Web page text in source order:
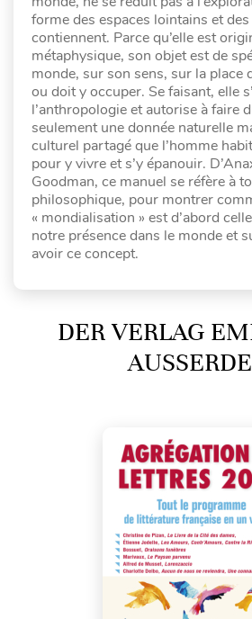
forme des espaces lointains et
contiennent. Parce qu’elle est
métaphysique, son objet est de
monde, sur son sens, sur la place
ou doit y occuper. Se faisant, elle
l’anthropologie et autorise à faire
seulement une donnée naturelle
culturel partagé que l’homme
pour y vivre et s’y épanouir.
Goodman, ce manuel se réfère à
philosophique, pour montrer
« mondialisation » est d’abord
notre présence dans le monde et
avoir ce concept.
DER VERLAG
AUSSERDEM